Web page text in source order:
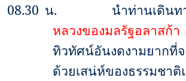
08.30 น. นำท่านเดินท
หลวงของมลรัฐอลาสก้า
ทิวทัศน์อันงดงามยากที่
ด้วยเสน่ห์ของธรรมชา